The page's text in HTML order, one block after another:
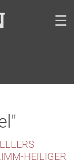
☰
HEILIGER